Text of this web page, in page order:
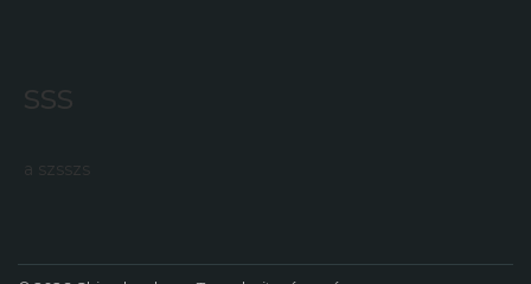
sss
a szsszs